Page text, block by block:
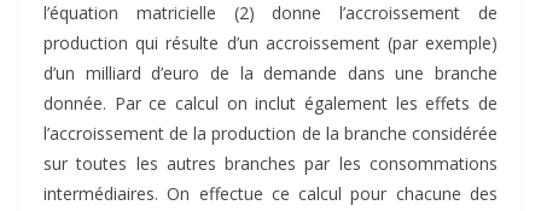
l’équation matricielle (2) donne l’accroissement de
production qui résulte d’un accroissement (par exemple)
d’un milliard d’euro de la demande dans une branche
donnée. Par ce calcul on inclut également les effets de
l’accroissement de la production de la branche considérée
sur toutes les autres branches par les consommations
intermédiaires. On effectue ce calcul pour chacune des